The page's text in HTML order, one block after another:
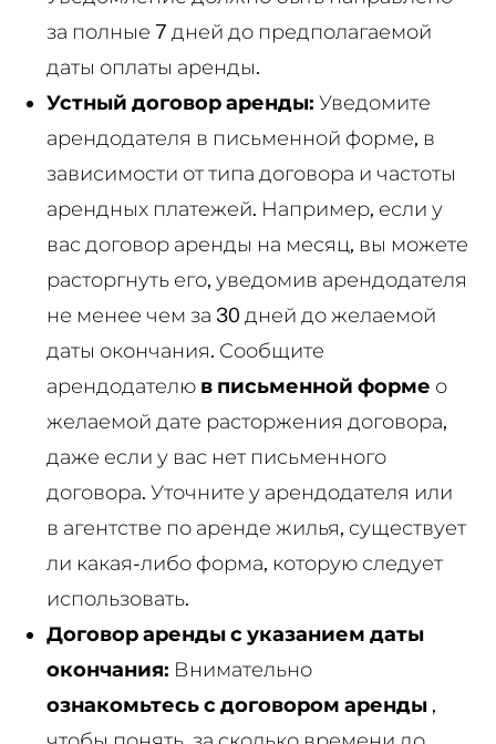
за полные 7 дней до предполагаемой
даты оплаты аренды.
Устный договор аренды: Уведомите
арендодателя в письменной форме, в
зависимости от типа договора и частоты
арендных платежей. Например, если у
вас договор аренды на месяц, вы можете
расторгнуть его, уведомив арендодателя
не менее чем за 30 дней до желаемой
даты окончания. Сообщите
арендодателю в письменной форме о
желаемой дате расторжения договора,
даже если у вас нет письменного
договора. Уточните у арендодателя или
в агентстве по аренде жилья, существует
ли какая-либо форма, которую следует
использовать.
Договор аренды с указанием даты
окончания: Внимательно
ознакомьтесь с договором аренды,